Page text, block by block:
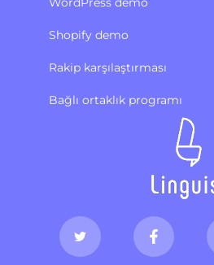
Shopify demo
Rakip karşılaştırması
Bağlı ortaklık programı